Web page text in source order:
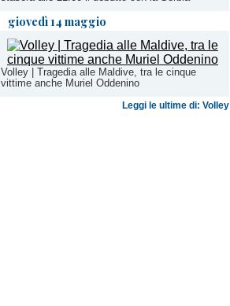
giovedì 14 maggio
Volley | Tragedia alle Maldive, tra le cinque
vittime anche Muriel Oddenino
Leggi le ultime di: Volley